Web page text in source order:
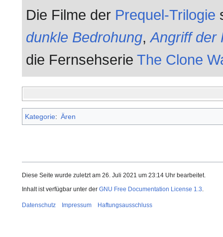
Die Filme der Prequel-Trilogie
dunkle Bedrohung,Angriff der
die Fernsehserie The Clone
Kategorie: Ären
Diese Seite wurde zuletzt am 26. Juli 2021 um 23:14 Uhr bearbeitet.
Inhalt ist verfügbar unter der GNU Free Documentation License 1.3.
Datenschutz Impressum Haftungsausschluss